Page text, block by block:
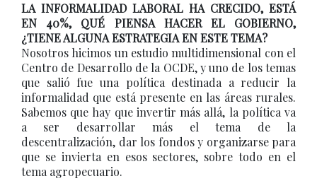
LA INFORMALIDAD LABORAL HA CRECIDO, ESTÁ
EN 40%, QUÉ PIENSA HACER EL GOBIERNO,
¿TIENE ALGUNA ESTRATEGIA EN ESTE TEMA?
Nosotros hicimos un estudio multidimensional con el
Centro de Desarrollo de la OCDE, y uno de los temas
que salió fue una política destinada a reducir la
informalidad que está presente en las áreas rurales.
Sabemos que hay que invertir más allá, la política va
a ser desarrollar más el tema de la
descentralización, dar los fondos y organizarse para
que se invierta en esos sectores, sobre todo en el
tema agropecuario.